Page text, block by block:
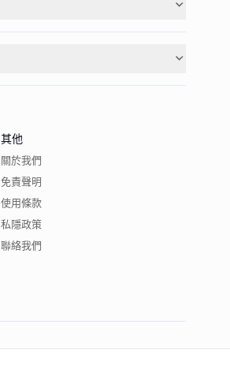
其他
關於我們
免責聲明
使用條款
私隱政策
聯絡我們